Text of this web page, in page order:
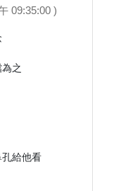
09:35:00 )
之
給他看